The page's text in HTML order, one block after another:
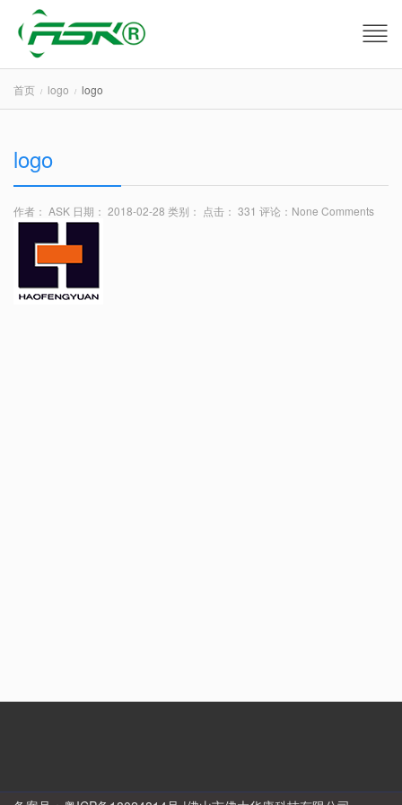
首页 logo logo
logo
作者： ASK 日期： 2018-02-28 类别： 点击： 331 评论： None Comments